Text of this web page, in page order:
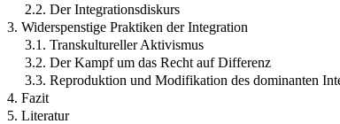
2.2. Der Integrationsdiskurs
3. Widerspenstige Praktiken der Integration
3.1. Transkultureller Aktivismus
3.2. Der Kampf um das Recht auf Differenz
3.3. Reproduktion und Modifikation des dominanten
4. Fazit
5. Literatur